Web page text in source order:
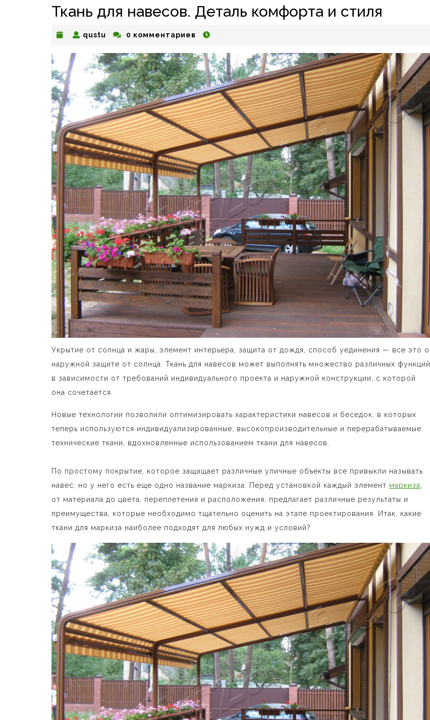
Ткань для навесов. Деталь комфорта и стиля
qustu qustu0 комментариев
Укрытие от солнца и жары, элемент интерьера, защита от дождя, способ уединения — все это о
наружной защите от солнца. Ткань для навесов может выполнять множество различных функций
в зависимости от требований индивидуального проекта и наружной конструкции, с которой
она сочетается.
Новые технологии позволили оптимизировать характеристики навесов и беседок, в которых
теперь используются индивидуализированные, высокопроизводительные и перерабатываемые
технические ткани, вдохновленные использованием ткани для навесов.
По простому покрытие, которое защищает различные уличные объекты все привыкли называть
навес, но у него есть еще одно название маркиза.
Перед установкой каждый элемент маркиза
от материала до цвета, переплетения и расположения, предлагает различные результаты и
преимущества, которые необходимо тщательно оценить на этапе проектирования. Итак, какие
ткани для маркиза наиболее подходят для любых нужд и условий?